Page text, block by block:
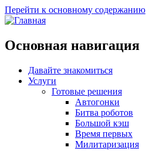
Перейти к основному содержанию
Основная навигация
Давайте знакомиться
Услуги
Готовые решения
Автогонки
Битва роботов
Большой кэш
Время первых
Милитаризация